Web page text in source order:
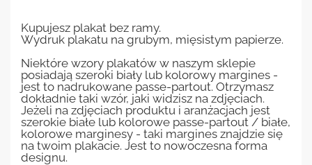
Kupujesz plakat bez ramy.
Wydruk plakatu na grubym, mięsistym papierze.
Niektóre wzory plakatów w naszym sklepie
posiadają szeroki biały lub kolorowy margines -
jest to nadrukowane passe-partout. Otrzymasz
dokładnie taki wzór, jaki widzisz na zdjęciach.
Jeżeli na zdjęciach produktu i aranżacjach jest
szerokie białe lub kolorowe passe-partout / białe,
kolorowe marginesy - taki margines znajdzie się
na twoim plakacie. Jest to nowoczesna forma
designu.